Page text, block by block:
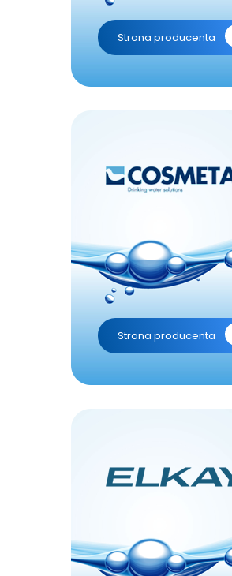
Strona producenta
Strona producenta